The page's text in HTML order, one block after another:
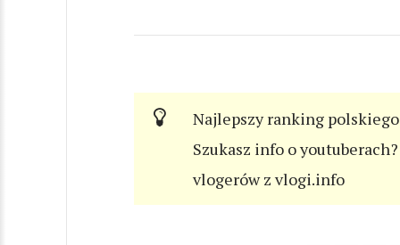
Najlepszy ranking
Szukasz info o
vlogerów z vlogi.info